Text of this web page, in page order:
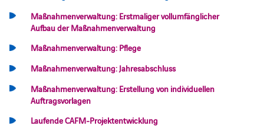
Maßnahmenverwaltung: Erstmaliger vollumfänglicher
Aufbau der Maßnahmenverwaltung
Maßnahmenverwaltung: Pflege
Maßnahmenverwaltung: Jahresabschluss
Maßnahmenverwaltung: Erstellung von individuellen
Auftragsvorlagen
Laufende CAFM-Projektentwicklung